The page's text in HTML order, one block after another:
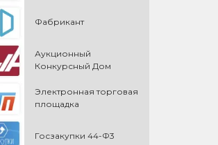
Фабрикант
Аукционный
Конкурсный Дом
Электронная торговая
площадка
Госзакупки 44-Ф3